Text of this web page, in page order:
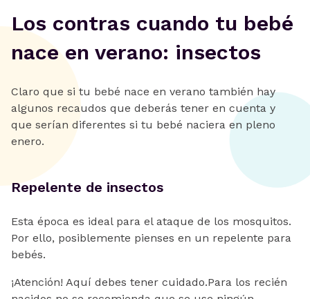
Los contras cuando tu bebé
nace en verano: insectos
Claro que si tu bebé nace en verano también hay
algunos recaudos que deberás tener en cuenta y
que serían diferentes si tu bebé naciera en pleno
enero.
Repelente de insectos
Esta época es ideal para el ataque de los mosquitos.
Por ello, posiblemente pienses en un repelente para
bebés.
¡Atención! Aquí debes tener cuidado.Para los recién